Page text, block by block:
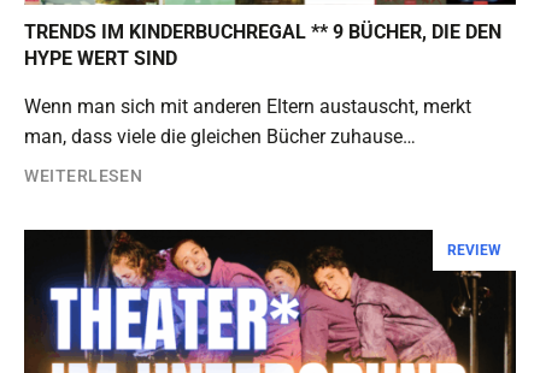
TRENDS IM KINDERBUCHREGAL ** 9 BÜCHER, DIE DEN
HYPE WERT SIND
Wenn man sich mit anderen Eltern austauscht, merkt
man, dass viele die gleichen Bücher zuhause…
WEITERLESEN
REVIEW